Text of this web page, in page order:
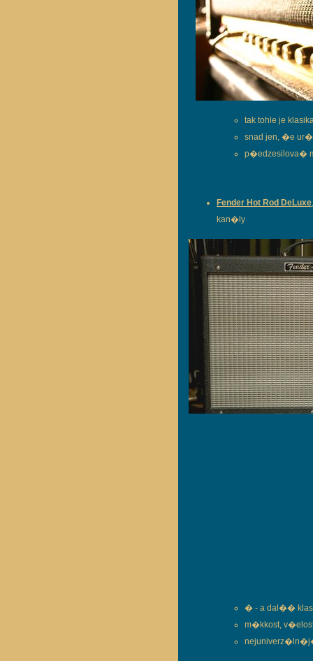
tak tohle je
snad jen, �e
p�edzesilova�
Fender Hot Rod DeLuxe
kan�ly
� - a dal��
m�kkost,